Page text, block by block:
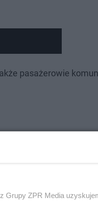
pasażerowie
Grupy ZPR Media